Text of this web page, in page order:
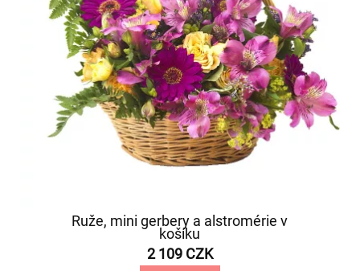
Ruže, mini gerbery a alstromérie v
košíku
2 109 CZK